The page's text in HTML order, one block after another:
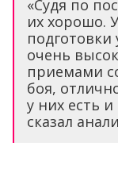
«Судя по
их хорошо.
очень
приемами
боя,
у них есть
сказал